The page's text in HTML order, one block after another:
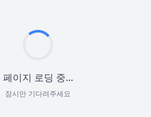
페이지 로딩 중...
잠시만 기다려주세요